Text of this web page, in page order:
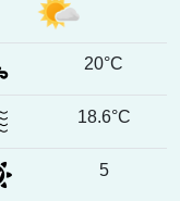
20°C
18.6°C
5